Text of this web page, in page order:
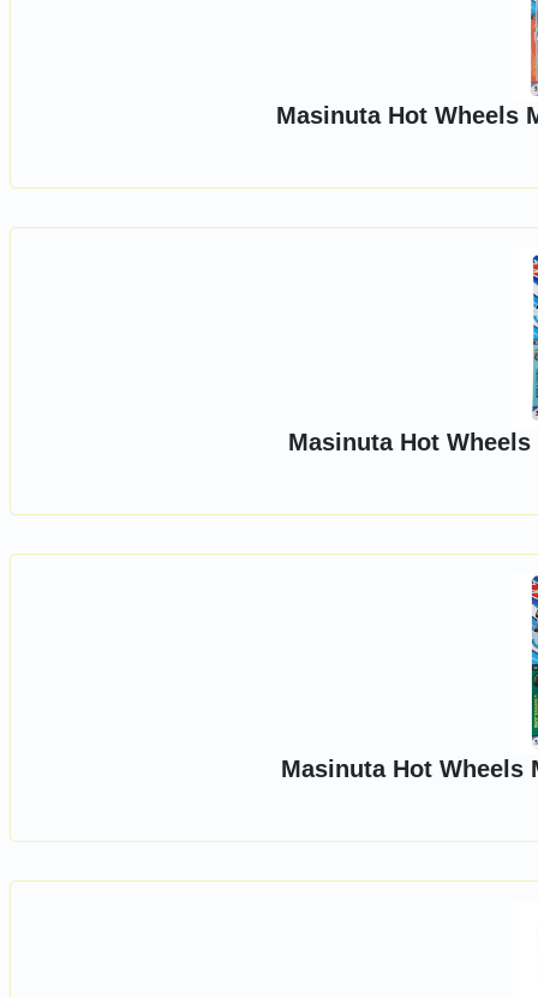
Masinuta Hot Wheels
Masinuta Hot
Masinuta Hot Wheels